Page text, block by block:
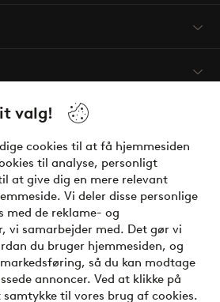
valg!
cookies til at få hjemmesiden
til analyse, personligt
at give dig en mere relevant
Vi deler disse personlige
med de reklame- og
vi samarbejder med. Det gør vi
du bruger hjemmesiden, og
så du kan modtage
annoncer. Ved at klikke på
til vores brug af cookies.
- betal nu eller del op
om vores betalingsmuligheder?